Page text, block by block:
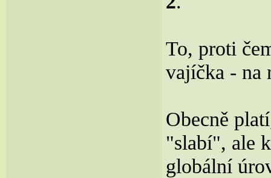
To, proti
vajíčka - na
Obecně
"slabí", ale
globální